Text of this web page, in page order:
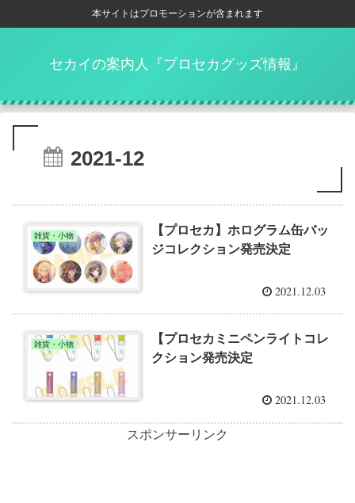
本サイトはプロモーションが含まれます
セカイの案内人『プロセカグッズ情報』
2021-12
雑貨・小物
【プロセカ】ホログラム缶バッ
ジコレクション発売決定
2021.12.03
雑貨・小物
【プロセカミニペンライトコレ
クション発売決定
2021.12.03
スポンサーリンク